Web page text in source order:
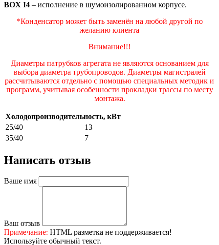
BOX I4 – исполнение в шумоизолированном корпусе.
*Конденсатор может быть заменён на любой другой по
желанию клиента
Внимание!!!
Диаметры патрубков агрегата не являются основанием для
выбора диаметра трубопроводов. Диаметры магистралей
рассчитываются отдельно с помощью специальных методик и
программ, учитывая особенности прокладки трассы по месту
монтажа.
Холодопроизводительность, кВт
25/40
13
35/40
7
Написать отзыв
Ваше имя
Ваш отзыв
Примечание: HTML разметка не поддерживается!
Используйте обычный текст.